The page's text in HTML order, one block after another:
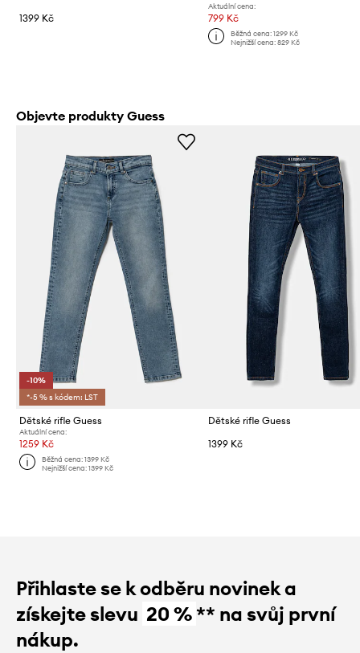
1399 Kč
Aktuální cena:
799 Kč
Běžná cena: 1299 Kč
Nejnižší cena: 829 Kč
Objevte produkty Guess
-10%
*-5 % s kódem: LST
Dětské rifle Guess
Aktuální cena:
1259 Kč
Běžná cena:1399 Kč
Nejnižší cena:1399 Kč
Dětské rifle Guess
1399 Kč
Přihlaste se k odběru novinek a
získejte slevu 20 %** na svůj první
nákup.